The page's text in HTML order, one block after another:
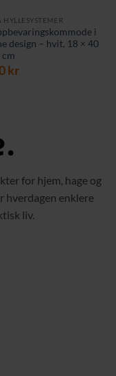
HYLLESYSTEMER
i
design – hvit, 18 × 40
cm
kr
for hjem, hage og
hverdagen enklere
liv.